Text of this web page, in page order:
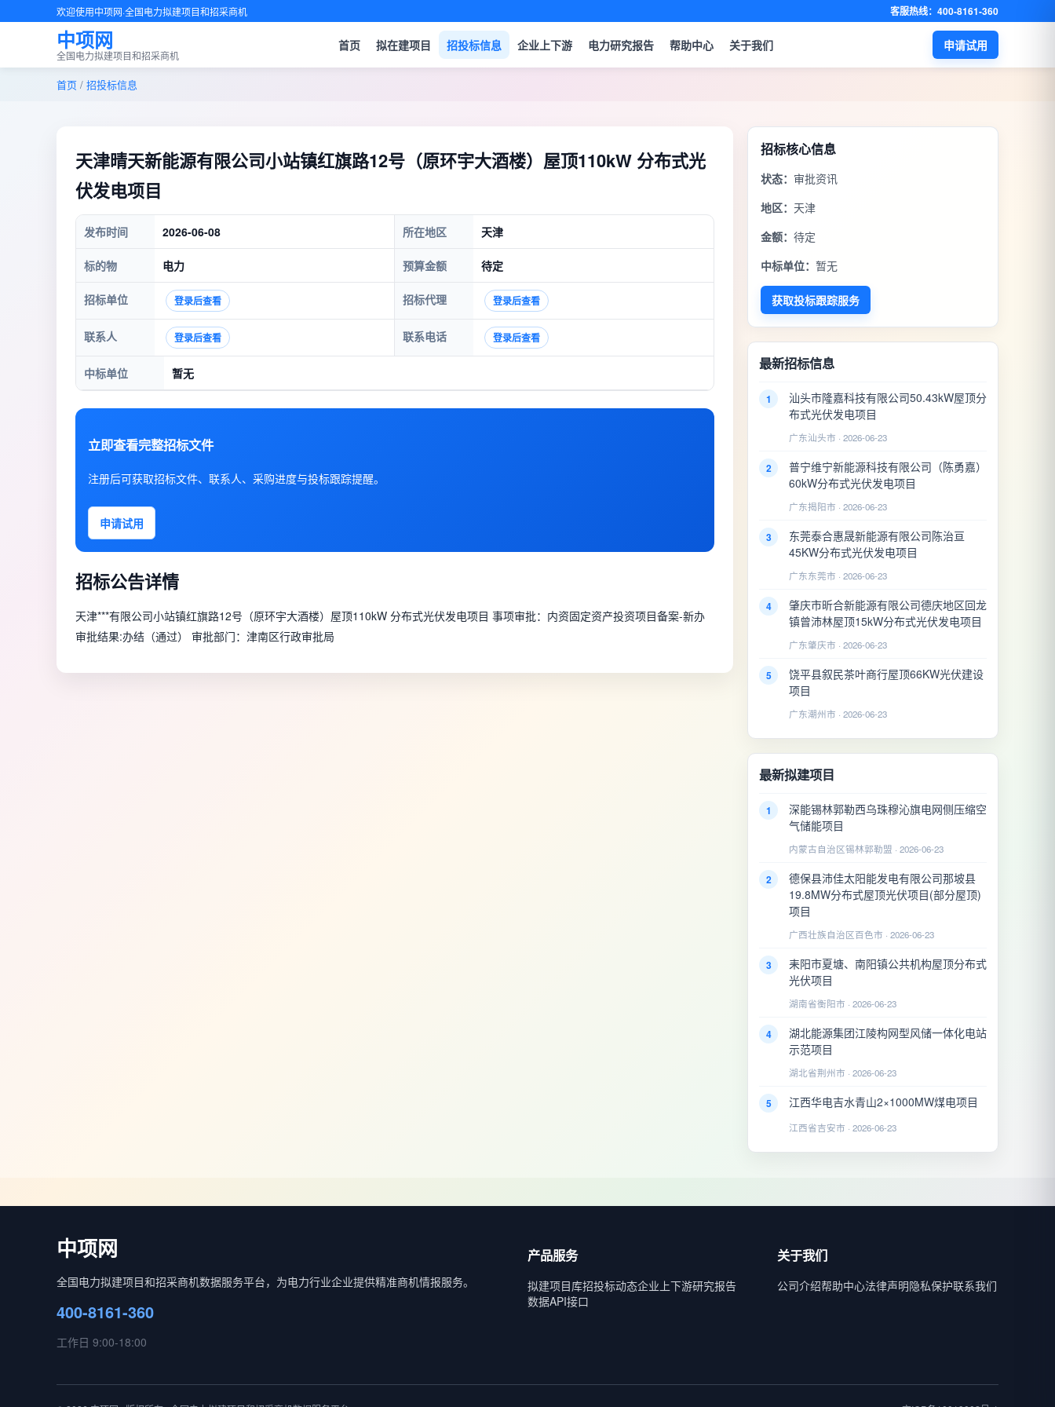
欢迎使用中项网·全国电力拟建项目和招采商机 客服热线：400-8161-360
中项网
全国电力拟建项目和招采商机
首页 拟在建项目 招投标信息 企业上下游 电力研究报告 帮助中心 关于我们 申请试用
首页 / 招投标信息
天津晴天新能源有限公司小站镇红旗路12号（原环宇大酒楼）屋顶110kW 分布式光
伏发电项目
发布时间 2026-06-08 所在地区 天津
标的物 电力 预算金额 待定
招标单位 登录后查看 招标代理 登录后查看
联系人 登录后查看 联系电话 登录后查看
中标单位 暂无
立即查看完整招标文件
注册后可获取招标文件、联系人、采购进度与投标跟踪提醒。
申请试用
招标公告详情
天津***有限公司小站镇红旗路12号（原环宇大酒楼）屋顶110kW 分布式光伏发电项目 事项审批：内资固定资产投资项目备案-新办
审批结果:办结（通过） 审批部门：津南区行政审批局
招标核心信息
状态： 审批资讯
地区： 天津
金额： 待定
中标单位： 暂无
获取投标跟踪服务
最新招标信息
1
汕头市隆嘉科技有限公司50.43kW屋顶分
布式光伏发电项目
广东汕头市 · 2026-06-23
2
普宁维宁新能源科技有限公司（陈勇嘉）
60kW分布式光伏发电项目
广东揭阳市 · 2026-06-23
3
东莞泰合惠晟新能源有限公司陈治亘
45KW分布式光伏发电项目
广东东莞市 · 2026-06-23
4
肇庆市昕合新能源有限公司德庆地区回龙
镇曾沛林屋顶15kW分布式光伏发电项目
广东肇庆市 · 2026-06-23
5
饶平县叙民茶叶商行屋顶66KW光伏建设
项目
广东潮州市 · 2026-06-23
最新拟建项目
1
深能锡林郭勒西乌珠穆沁旗电网侧压缩空
气储能项目
内蒙古自治区锡林郭勒盟 · 2026-06-23
2
德保县沛佳太阳能发电有限公司那坡县
19.8MW分布式屋顶光伏项目(部分屋顶)
项目
广西壮族自治区百色市 · 2026-06-23
3
耒阳市夏塘、南阳镇公共机构屋顶分布式
光伏项目
湖南省衡阳市 · 2026-06-23
4
湖北能源集团江陵构网型风储一体化电站
示范项目
湖北省荆州市 · 2026-06-23
5 江西华电吉水青山2×1000MW煤电项目
江西省吉安市 · 2026-06-23
中项网
全国电力拟建项目和招采商机数据服务平台，为电力行业企业提供精准商机情报服务。
400-8161-360
工作日 9:00-18:00
产品服务
拟建项目库招投标动态企业上下游研究报告
数据API接口
关于我们
公司介绍帮助中心法律声明隐私保护联系我们